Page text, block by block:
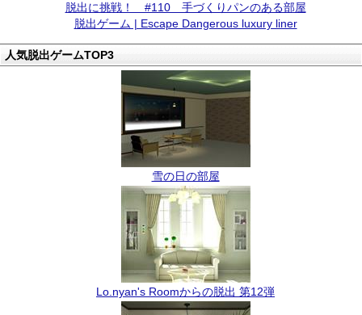
脱出に挑戦！ #110 手づくりパンのある部屋
脱出ゲーム | Escape Dangerous luxury liner
人気脱出ゲームTOP3
雪の日の部屋
Lo.nyan's Roomからの脱出 第12弾